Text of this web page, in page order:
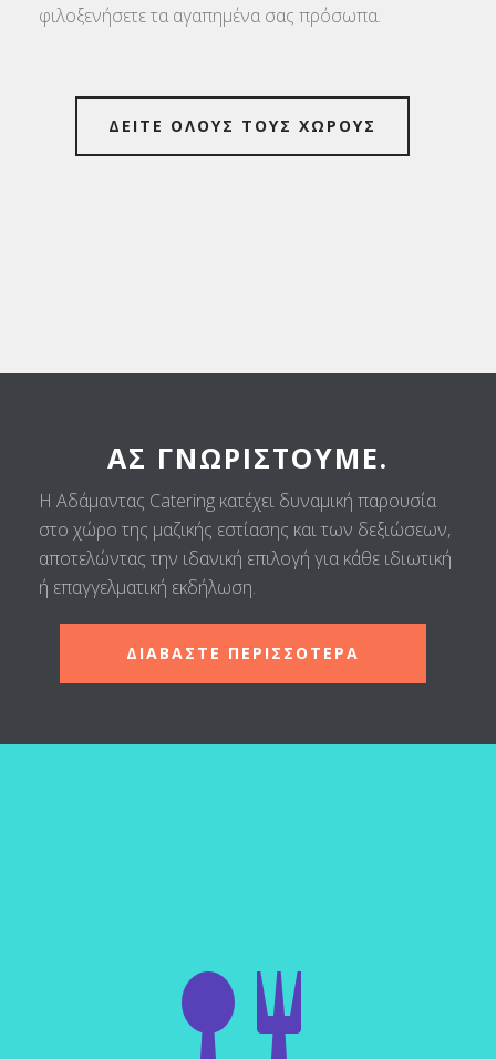
φιλοξενήσετε τα αγαπημένα σας πρόσωπα.
ΔΕΙΤΕ ΟΛΟΥΣ ΤΟΥΣ ΧΩΡΟΥΣ
ΑΣ ΓΝΩΡΙΣΤΟΎΜΕ.
Η Αδάμαντας Catering κατέχει δυναμική παρουσία
στο χώρο της μαζικής εστίασης και των δεξιώσεων,
αποτελώντας την ιδανική επιλογή για κάθε ιδιωτική
ή επαγγελματική εκδήλωση.
ΔΙΑΒΑΣΤΕ ΠΕΡΙΣΣΟΤΕΡΑ